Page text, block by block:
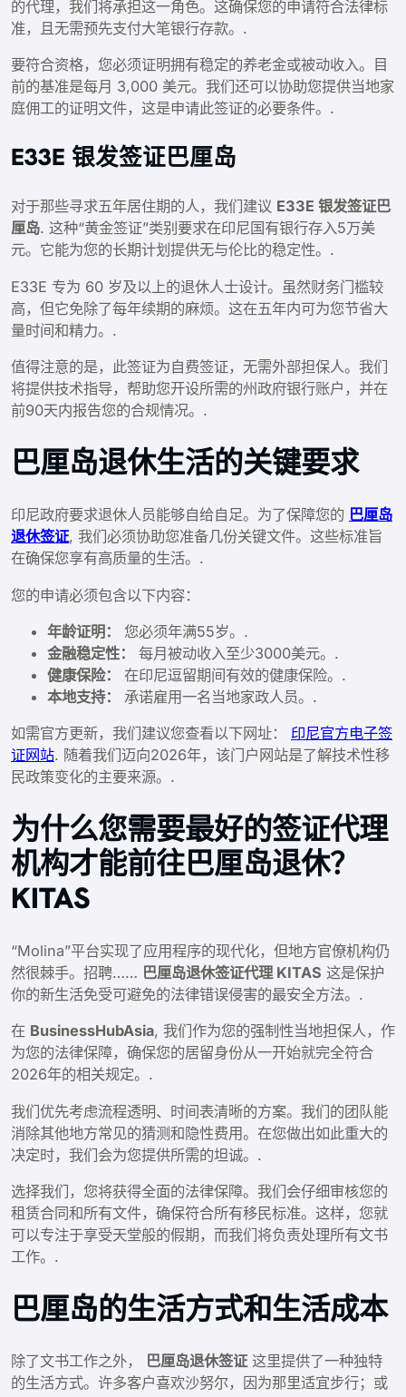
的代理，我们将承担这一角色。这确保您的申请符合法律标
准，且无需预先支付大笔银行存款。.
要符合资格，您必须证明拥有稳定的养老金或被动收入。目
前的基准是每月 3,000 美元。我们还可以协助您提供当地家
庭佣工的证明文件，这是申请此签证的必要条件。.
E33E 银发签证巴厘岛
对于那些寻求五年居住期的人，我们建议 E33E 银发签证巴
厘岛. 这种“黄金签证”类别要求在印尼国有银行存入5万美
元。它能为您的长期计划提供无与伦比的稳定性。.
E33E 专为 60 岁及以上的退休人士设计。虽然财务门槛较
高，但它免除了每年续期的麻烦。这在五年内可为您节省大
量时间和精力。.
值得注意的是，此签证为自费签证，无需外部担保人。我们
将提供技术指导，帮助您开设所需的州政府银行账户，并在
前90天内报告您的合规情况。.
巴厘岛退休生活的关键要求
印尼政府要求退休人员能够自给自足。为了保障您的 巴厘岛
退休签证, 我们必须协助您准备几份关键文件。这些标准旨
在确保您享有高质量的生活。.
您的申请必须包含以下内容：
年龄证明：
您必须年满55岁。.
金融稳定性：
每月被动收入至少3000美元。.
健康保险：
在印尼逗留期间有效的健康保险。.
本地支持：
承诺雇用一名当地家政人员。.
如需官方更新，我们建议您查看以下网址： 印尼官方电子签
证网站. 随着我们迈向2026年，该门户网站是了解技术性移
民政策变化的主要来源。.
为什么您需要最好的签证代理
机构才能前往巴厘岛退休？
KITAS
“Molina”平台实现了应用程序的现代化，但地方官僚机构仍
然很棘手。招聘…… 巴厘岛退休签证代理 KITAS 这是保护
你的新生活免受可避免的法律错误侵害的最安全方法。.
在 BusinessHubAsia, 我们作为您的强制性当地担保人，作
为您的法律保障，确保您的居留身份从一开始就完全符合
2026年的相关规定。.
我们优先考虑流程透明、时间表清晰的方案。我们的团队能
消除其他地方常见的猜测和隐性费用。在您做出如此重大的
决定时，我们会为您提供所需的坦诚。.
选择我们，您将获得全面的法律保障。我们会仔细审核您的
租赁合同和所有文件，确保符合所有移民标准。这样，您就
可以专注于享受天堂般的假期，而我们将负责处理所有文书
工作。.
巴厘岛的生活方式和生活成本
除了文书工作之外， 巴厘岛退休签证这里提供了一种独特
的生活方式。许多客户喜欢沙努尔，因为那里适宜步行；或